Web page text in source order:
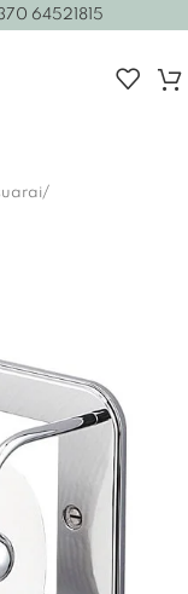
64521815
/